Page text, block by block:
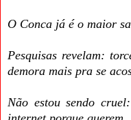
O Conca já é o maior
Pesquisas revelam:
demora mais pra se
Não estou sendo